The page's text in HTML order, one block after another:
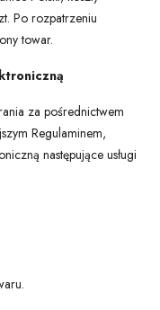
Po rozpatrzeniu
towar.
za pośrednictwem
Regulaminem,
następujące usługi